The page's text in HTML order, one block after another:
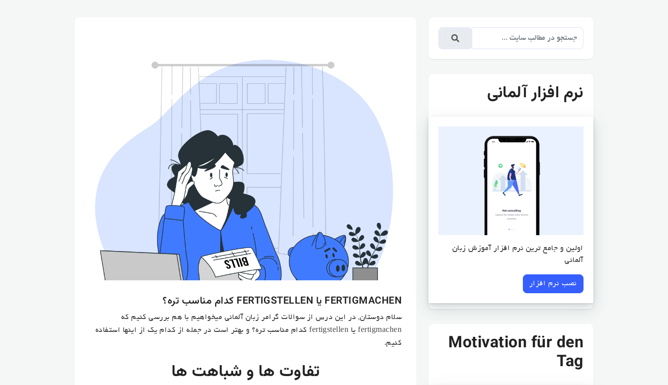
FERTIGMACHEN یا FERTIGSTELLEN کدام مناسب تره؟
سلام دوستان, در این درس از سوالات گرامر زبان آلمانی میخواهیم با هم بررسی کنیم که
fertigmachen یا fertigstellen کدام مناسب تره؟ و بهتر است در جمله از کدام یک از اینها استفاده
کنیم.
تفاوت ها و شباهت ها
نرم افزار آلمانی
اولین و جامع ترین نرم افزار آموزش زبان
آلمانی
نصب نرم افزار
Motivation für den
Tag